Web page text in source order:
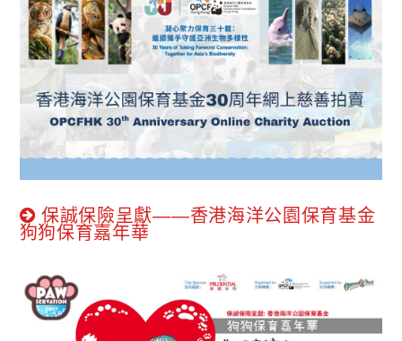
保誠保險呈獻——香港海洋公園保育基金
狗狗保育嘉年華